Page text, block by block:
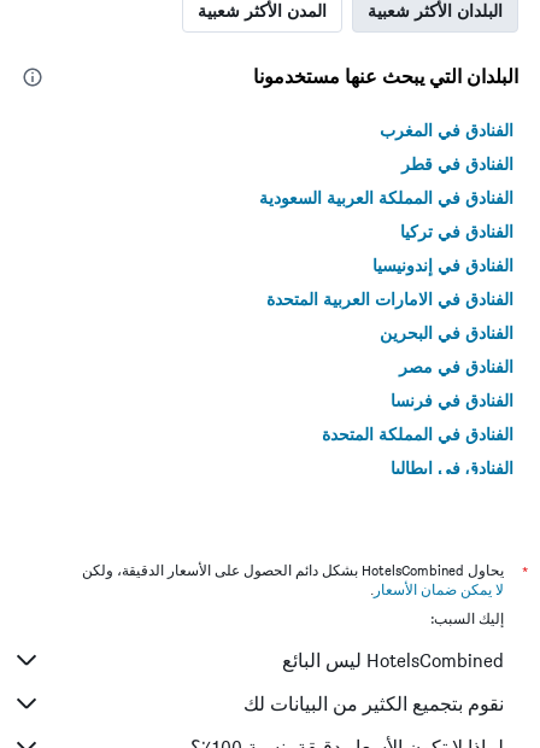
البلدان الأكثر شعبية المدن الأكثر شعبية
البلدان التي يبحث عنها مستخدمونا
الفنادق في المغرب
الفنادق في قطر
الفنادق في المملكة العربية السعودية
الفنادق في تركيا
الفنادق في إندونيسيا
الفنادق في الامارات العربية المتحدة
الفنادق في البحرين
الفنادق في مصر
الفنادق في فرنسا
الفنادق في المملكة المتحدة
الفنادق في إيطاليا
*
يحاول HotelsCombined بشكل دائم الحصول على الأسعار الدقيقة، ولكن
لا يمكن ضمان الأسعار .
إليك السبب:
HotelsCombined ليس البائع
نقوم بتجميع الكثير من البيانات لك